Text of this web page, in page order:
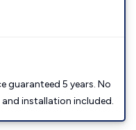
guaranteed 5 years. No
installation included.